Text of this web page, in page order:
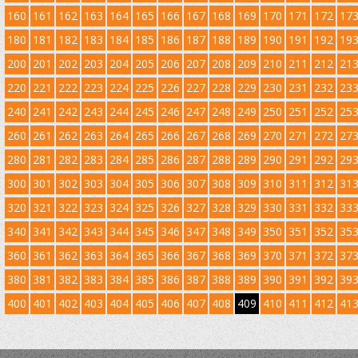
160 161 162 163 164 165 166 167 168 169 170 171 172 173
180 181 182 183 184 185 186 187 188 189 190 191 192 193
200 201 202 203 204 205 206 207 208 209 210 211 212 213
220 221 222 223 224 225 226 227 228 229 230 231 232 233
240 241 242 243 244 245 246 247 248 249 250 251 252 253
260 261 262 263 264 265 266 267 268 269 270 271 272 273
280 281 282 283 284 285 286 287 288 289 290 291 292 293
300 301 302 303 304 305 306 307 308 309 310 311 312 313
320 321 322 323 324 325 326 327 328 329 330 331 332 333
340 341 342 343 344 345 346 347 348 349 350 351 352 353
360 361 362 363 364 365 366 367 368 369 370 371 372 373
380 381 382 383 384 385 386 387 388 389 390 391 392 393
400 401 402 403 404 405 406 407 408 409 410 411 412 413